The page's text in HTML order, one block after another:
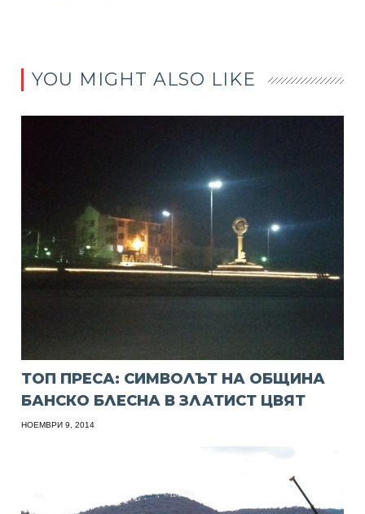
YOU MIGHT ALSO LIKE
ТОП ПРЕСА: СИМВОЛЪТ НА ОБЩИНА
БАНСКО БЛЕСНА В ЗЛАТИСТ ЦВЯТ
НОЕМВРИ 9, 2014